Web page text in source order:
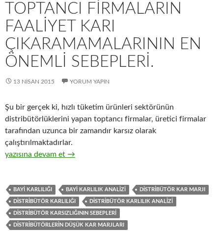
TOPTANCI FIRMALARIN
FAALIYET KARI
ÇIKARAMAMALARININ EN
ÖNEMLI SEBEPLERI.
13 NISAN 2015 YORUM YAPIN
Şu bir gerçek ki, hızlı tüketim ürünleri sektörünün
distribütörlüklerini yapan toptancı firmalar, üretici firmalar
tarafından uzunca bir zamandır karsız olarak
çalıştırılmaktadırlar.
27-Hızlı tüketim ürünleri distribütörlüğü yapan toptancı
yazısına devam et →
BAYI KARLILIĞI BAYI KARLILIK ANALIZI DISTRIBÜTÖR KAR MARJI
DISTRIBÜTÖR KARLILIĞI DISTRIBÜTÖR KARLILIK ANALIZI
DISTRIBÜTÖR KARSIZLIĞININ SEBEPLERI
DISTRIBÜTÖRLERIN DÜŞÜK KAR MARJLARI